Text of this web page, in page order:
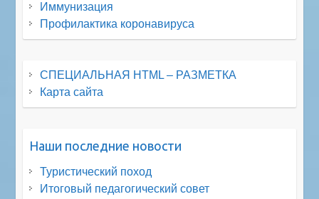
Иммунизация
Профилактика коронавируса
СПЕЦИАЛЬНАЯ HTML – РАЗМЕТКА
Карта сайта
Наши последние новости
Туристический поход
Итоговый педагогический совет